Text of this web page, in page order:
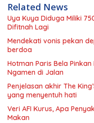
Related News
Uya Kuya Diduga Miliki
Difitnah Lagi
Mendekati vonis pekan
berdoa
Hotman Paris Bela
Ngamen di Jalan
Penjelasan akhir The
yang menyentuh hati
Veri AFI Kurus, Apa
Makan